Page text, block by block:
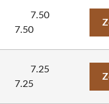
7.50
7.50
7.25
7.25